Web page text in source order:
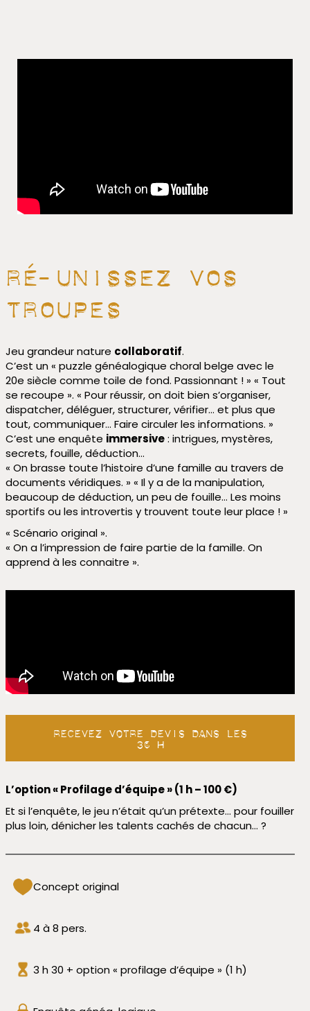
Ré-unissez vos
troupes
Jeu grandeur nature collaboratif.
C’est un « puzzle généalogique choral belge avec le
20e siècle comme toile de fond. Passionnant ! » « Tout
se recoupe ». « Pour réussir, on doit bien s’organiser,
dispatcher, déléguer, structurer, vérifier… et plus que
tout, communiquer… Faire circuler les informations. »
C’est une enquête immersive: intrigues, mystères,
secrets, fouille, déduction…
« On brasse toute l’histoire d’une famille au travers de
documents véridiques. » « Il y a de la manipulation,
beaucoup de déduction, un peu de fouille… Les moins
sportifs ou les introvertis y trouvent toute leur place ! »
« Scénario original ».
« On a l’impression de faire partie de la famille. On
apprend à les connaitre ».
Recevez votre devis dans les
36 h
L’option « Profilage d’équipe » (1 h – 100 €)
Et si l’enquête, le jeu n’était qu’un prétexte… pour fouiller
plus loin, dénicher les talents cachés de chacun… ?
Concept original
4 à 8 pers.
3 h 30 + option « profilage d’équipe » (1 h)